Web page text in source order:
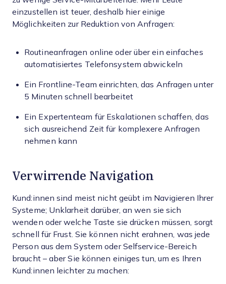
einzustellen ist teuer, deshalb hier einige
Möglichkeiten zur Reduktion von Anfragen:
Routineanfragen online oder über ein einfaches
automatisiertes Telefonsystem abwickeln
Ein Frontline-Team einrichten, das Anfragen unter
5 Minuten schnell bearbeitet
Ein Expertenteam für Eskalationen schaffen, das
sich ausreichend Zeit für komplexere Anfragen
nehmen kann
Verwirrende Navigation
Kund:innen sind meist nicht geübt im Navigieren Ihrer
Systeme; Unklarheit darüber, an wen sie sich
wenden oder welche Taste sie drücken müssen, sorgt
schnell für Frust. Sie können nicht erahnen, was jede
Person aus dem System oder Selfservice-Bereich
braucht – aber Sie können einiges tun, um es Ihren
Kund:innen leichter zu machen: